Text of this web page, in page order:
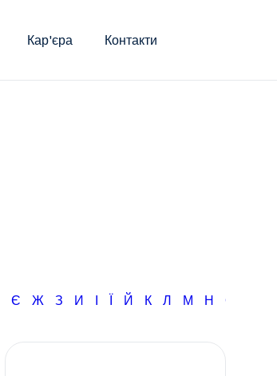
Кар'єра Контакти
Є Ж З И І Ї Й К Л М Н О